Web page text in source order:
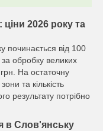
2026 року та
починається від 100
обробку великих
На остаточну
та кількість
результату потрібно
в Слов'янську